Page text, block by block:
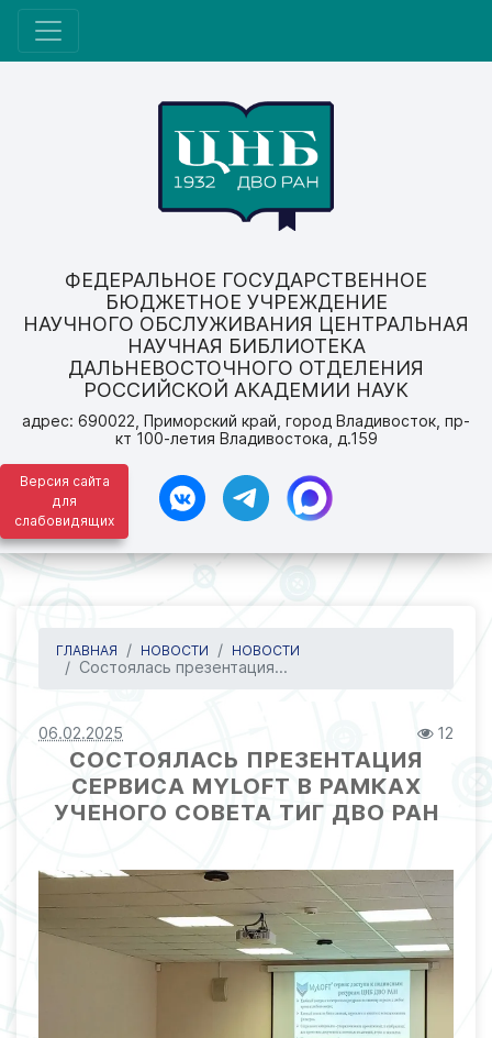
Версия сайта
для
слабовидящих
ФЕДЕРАЛЬНОЕ ГОСУДАРСТВЕННОЕ
БЮДЖЕТНОЕ УЧРЕЖДЕНИЕ
НАУЧНОГО ОБСЛУЖИВАНИЯ ЦЕНТРАЛЬНАЯ
НАУЧНАЯ БИБЛИОТЕКА
ДАЛЬНЕВОСТОЧНОГО ОТДЕЛЕНИЯ
РОССИЙСКОЙ АКАДЕМИИ НАУК
адрес: 690022, Приморский край, город Владивосток, пр-
кт 100-летия Владивостока, д.159
ГЛАВНАЯ НОВОСТИ НОВОСТИ
Состоялась презентация...
06.02.2025 12
СОСТОЯЛАСЬ ПРЕЗЕНТАЦИЯ
СЕРВИСА MYLOFT В РАМКАХ
УЧЕНОГО СОВЕТА ТИГ ДВО РАН